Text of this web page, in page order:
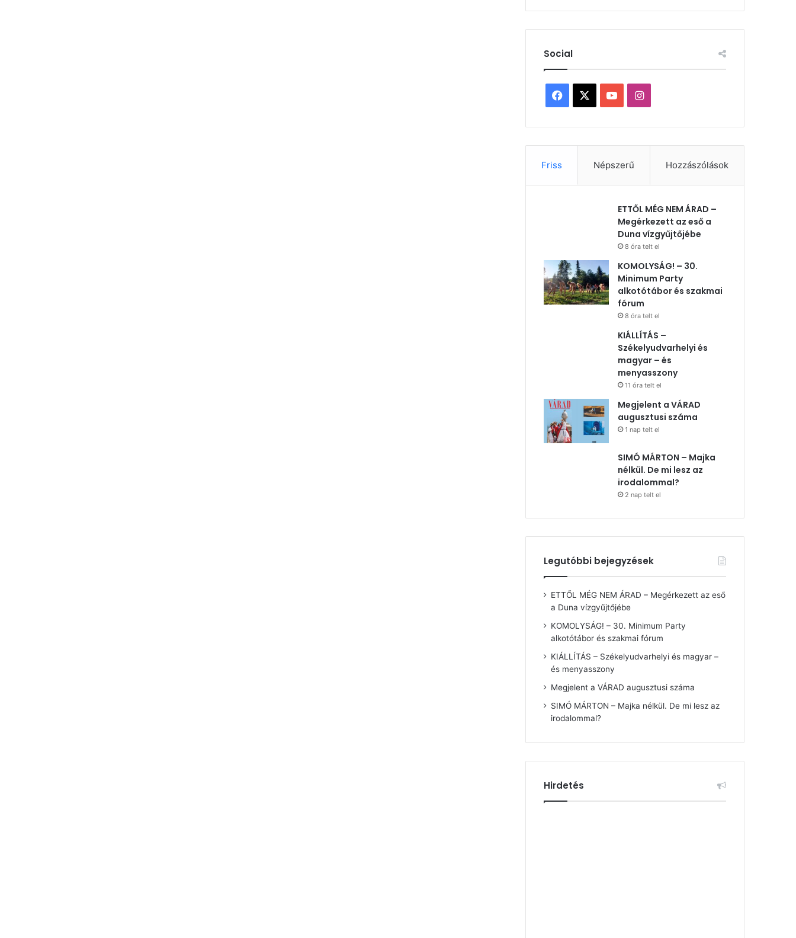
Social
Facebook YouTubeInstagram
Friss Népszerű Hozzászólások
ETTŐL MÉG NEM ÁRAD –
Megérkezett az eső a
Duna vízgyűjtőjébe
8 óra telt el
KOMOLYSÁG! – 30.
Minimum Party
alkotótábor és szakmai
fórum
8 óra telt el
KIÁLLÍTÁS –
Székelyudvarhelyi és
magyar – és
menyasszony
11 óra telt el
Megjelent a VÁRAD
augusztusi száma
1 nap telt el
SIMÓ MÁRTON – Majka
nélkül. De mi lesz az
irodalommal?
2 nap telt el
Legutóbbi bejegyzések
ETTŐL MÉG NEM ÁRAD – Megérkezett az eső
a Duna vízgyűjtőjébe
KOMOLYSÁG! – 30. Minimum Party
alkotótábor és szakmai fórum
KIÁLLÍTÁS – Székelyudvarhelyi és magyar –
és menyasszony
Megjelent a VÁRAD augusztusi száma
SIMÓ MÁRTON – Majka nélkül. De mi lesz az
irodalommal?
Hirdetés